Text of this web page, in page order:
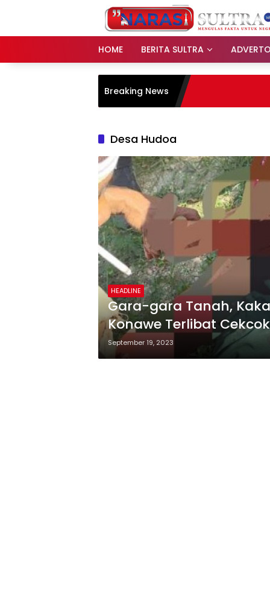
HOME BERITA SULTRA
Breaking News
Desa Hudoa
HEADLINE
Gara-gara Tanah,
Konawe Terlibat
September 19, 2023